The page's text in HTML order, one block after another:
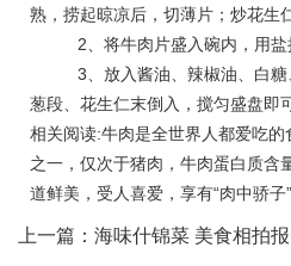
熟，捞起晾凉后，切薄片；炒花生
2、将牛肉片盛入碗内，用盐拌
3、放入酱油、辣椒油、白糖
葱段、花生仁末倒入，搅匀盛盘即
相关阅读:牛肉是全世界人都爱吃
之一，仅次于猪肉，牛肉蛋白质含
道鲜美，受人喜爱，享有“肉中骄子”
上一篇： 海味什锦菜 美食相拍报